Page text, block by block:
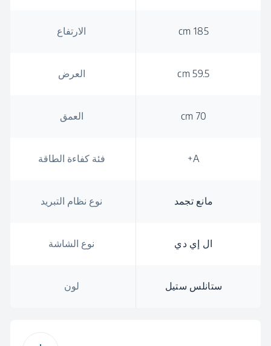
الارتفاع 185 cm
العرض 59.5 cm
العمق 70 cm
فئة كفاءة الطاقة A+
نوع نظام التبريد مانع تجمد
نوع الشاشة ال إي دي
لون ستانلس ستيل